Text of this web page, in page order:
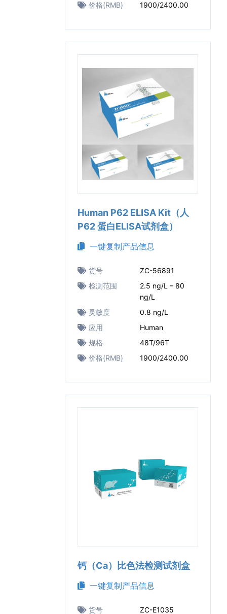
价格(RMB)
1900/2400.00
Human P62 ELISA Kit（人
P62 蛋白ELISA试剂盒）
一键复制产品信息
货号
ZC-56891
检测范围
2.5 ng/L – 80
ng/L
灵敏度
0.8 ng/L
应用
Human
规格
48T/96T
价格(RMB)
1900/2400.00
钙（Ca）比色法检测试剂盒
一键复制产品信息
货号 ZC-E1035